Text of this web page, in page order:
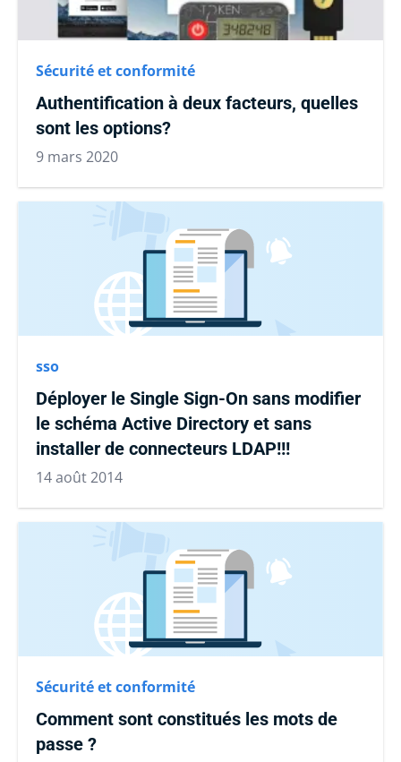
Sécurité et conformité
Authentification à deux facteurs, quelles
sont les options?
9 mars 2020
sso
Déployer le Single Sign-On sans modifier
le schéma Active Directory et sans
installer de connecteurs LDAP!!!
14 août 2014
Sécurité et conformité
Comment sont constitués les mots de
passe ?